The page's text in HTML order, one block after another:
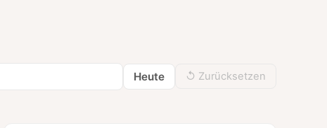
Heute ↺ Zurücksetzen